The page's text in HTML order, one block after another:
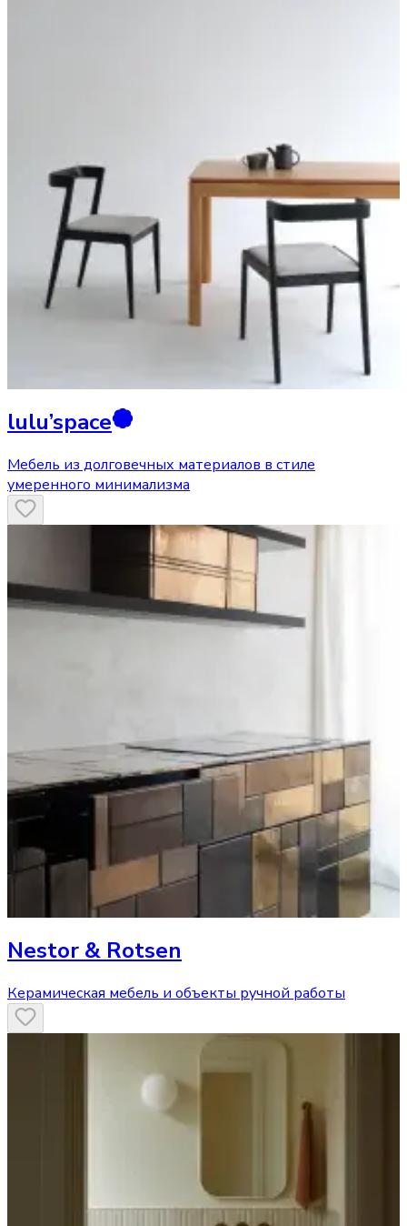
lulu’space
Мебель из долговечных материалов в стиле
умеренного минимализма
Nestor & Rotsen
Керамическая мебель и объекты ручной работы